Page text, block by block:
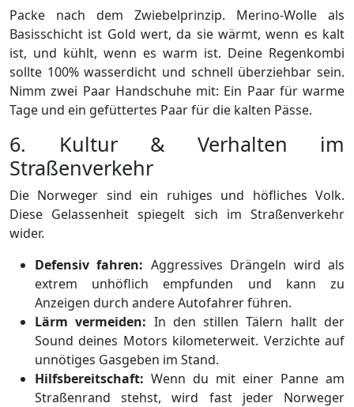
Packe nach dem Zwiebelprinzip. Merino-Wolle als
Basisschicht ist Gold wert, da sie wärmt, wenn es kalt
ist, und kühlt, wenn es warm ist. Deine Regenkombi
sollte 100% wasserdicht und schnell überziehbar sein.
Nimm zwei Paar Handschuhe mit: Ein Paar für warme
Tage und ein gefüttertes Paar für die kalten Pässe.
6. Kultur & Verhalten im
Straßenverkehr
Die Norweger sind ein ruhiges und höfliches Volk.
Diese Gelassenheit spiegelt sich im Straßenverkehr
wider.
Defensiv fahren: Aggressives Drängeln wird als
extrem unhöflich empfunden und kann zu
Anzeigen durch andere Autofahrer führen.
Lärm vermeiden: In den stillen Tälern hallt der
Sound deines Motors kilometerweit. Verzichte auf
unnötiges Gasgeben im Stand.
Hilfsbereitschaft: Wenn du mit einer Panne am
Straßenrand stehst, wird fast jeder Norweger